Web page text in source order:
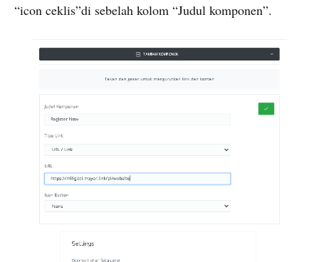
“icon ceklis”di sebelah kolom “Judul komponen”.